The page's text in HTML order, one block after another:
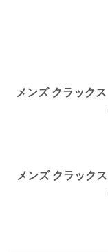
稿
ゲ
メンズ クラック
メンズ クラック